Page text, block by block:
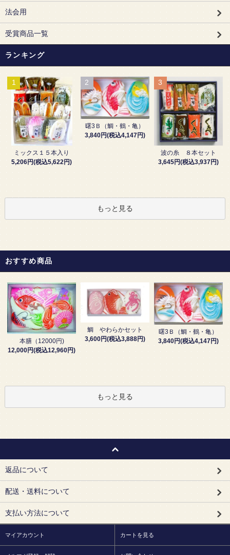
法会用
受賞商品一覧
ランキング
1
ミックス１５本入り
5,206円(税込5,622円)
2
曙3Ｂ（鯛・鶴・亀）
3,840円(税込4,147円)
3
波の糸 ８本セット
3,645円(税込3,937円)
もっと見る
おすすめ商品
本膳（12000円)
12,000円(税込12,960円)
鯛 やわらかセット
3,600円(税込3,888円)
曙3Ｂ（鯛・鶴・亀）
3,840円(税込4,147円)
もっと見る
返品について
配送・送料について
支払い方法について
マイアカウント カートを見る